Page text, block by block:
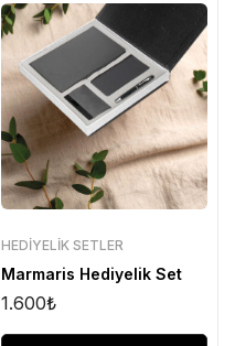
HEDIYELIK SETLER
Marmaris Hediyelik Set
1.600₺